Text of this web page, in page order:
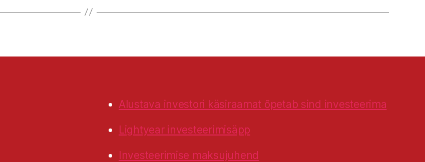
kauplemisvälisel ajal sisestatud
Alustava investori käsiraamat õpetab sind investeerima
Lightyear investeerimisäpp
Investeerimise maksujuhend